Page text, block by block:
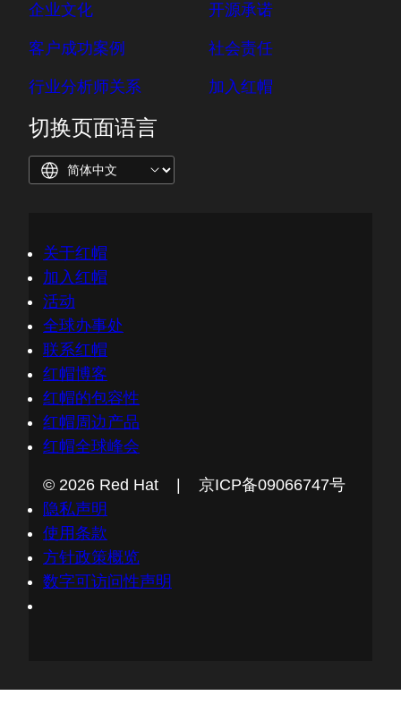
企业文化
客户成功案例
行业分析师关系
开源承诺
社会责任
加入红帽
切换页面语言
关于红帽
加入红帽
活动
全球办事处
联系红帽
红帽博客
红帽的包容性
红帽周边产品
红帽全球峰会
© 2026 Red Hat | 京ICP备09066747号
隐私声明
使用条款
方针政策概览
数字可访问性声明